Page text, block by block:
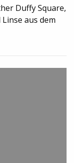
Duffy Square,
aus dem